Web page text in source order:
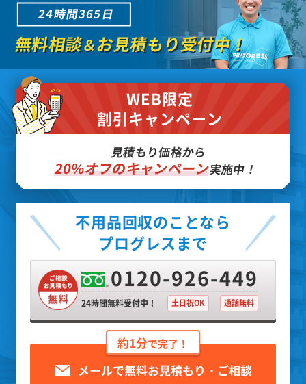
24時間365日
無料相談＆お見積もり受付中！
WEB限定
割引キャンペーン
見積もり価格から
20%オフのキャンペーン実施中！
不用品回収のことなら
プログレスまで
0120-926-449
24時間無料受付中！ 土日祝OK 通話無料
約1分で完了！
メールで無料お見積もり・ご相談